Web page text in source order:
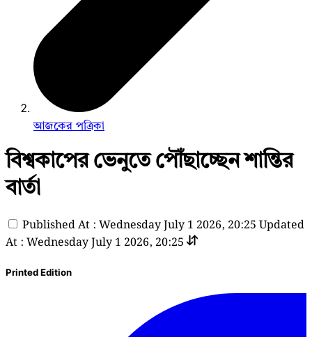
আজকের পত্রিকা
বিশ্বকাপের ভেনুতে পৌঁছাচ্ছেন শান্তির
বার্তা
Published At : Wednesday July 1 2026, 20:25 Updated
At : Wednesday July 1 2026, 20:25
Printed Edition